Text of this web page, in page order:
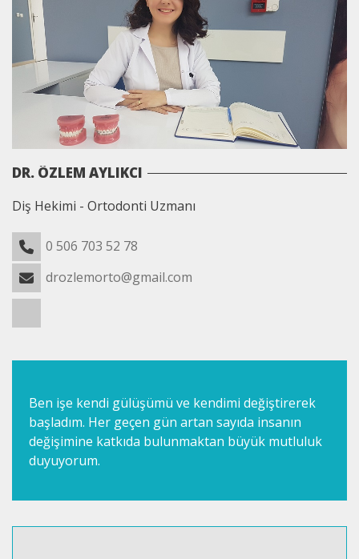
DR. ÖZLEM AYLIKCI
Diş Hekimi - Ortodonti Uzmanı
0 506 703 52 78
drozlemorto@gmail.com
Ben işe kendi gülüşümü ve kendimi değiştirerek
başladım. Her geçen gün artan sayıda insanın
değişimine katkıda bulunmaktan büyük mutluluk
duyuyorum.